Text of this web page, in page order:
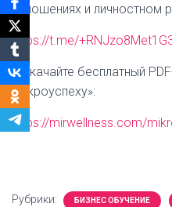
отношениях и личностном
https://t.me/
И скачайте бесплатный
макроуспеху»:
https://mirwellness.com/
Рубрики: БИЗНЕС ОБУЧЕНИЕ